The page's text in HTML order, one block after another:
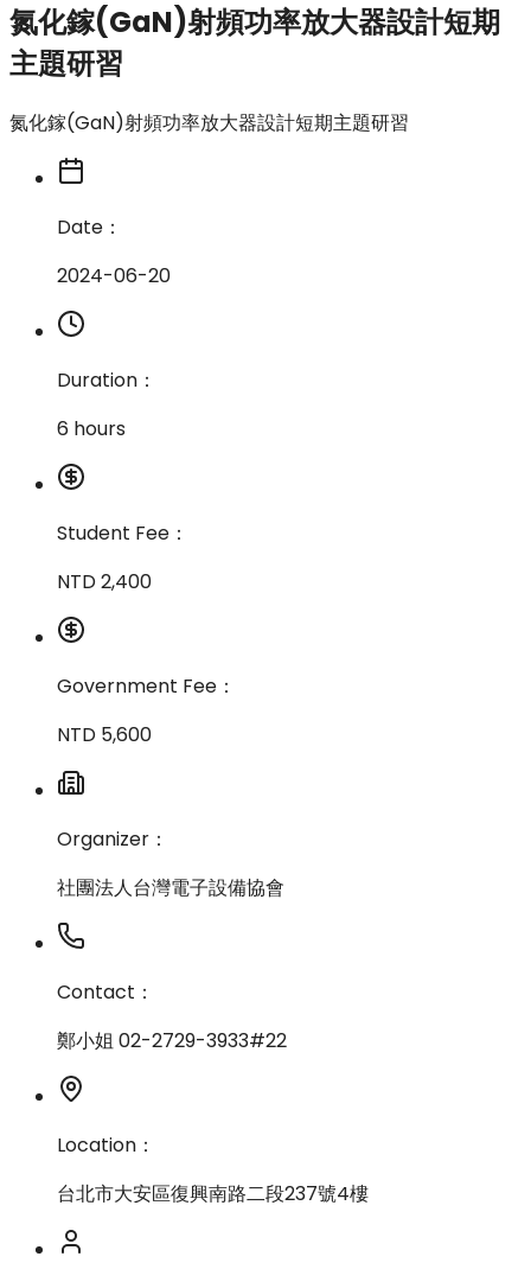
氮化鎵(GaN)射頻功率放大器設計短期
主題研習
氮化鎵(GaN)射頻功率放大器設計短期主題研習
Date：
2024-06-20
Duration：
6 hours
Student Fee：
NTD 2,400
Government Fee：
NTD 5,600
Organizer：
社團法人台灣電子設備協會
Contact：
鄭小姐 02-2729-3933#22
Location：
台北市大安區復興南路二段237號4樓